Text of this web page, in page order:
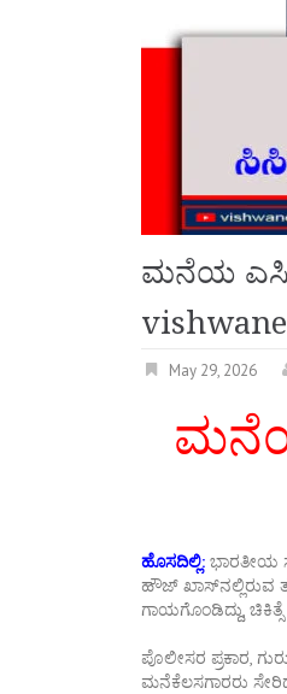
ಮನೆಯ ಎಸಿ
May 29, 2026
ಹೊಸದಿಲ್ಲಿ: ಭಾರತೀಯ
ಹೌಜ್ ಖಾಸ್‌ನಲ್ಲಿರುವ
ಗಾಯಗೊಂಡಿದ್ದು,
ಪೊಲೀಸರ ಪ್ರಕಾರ,
ಮನೆಕೆಲಸಗಾರರು